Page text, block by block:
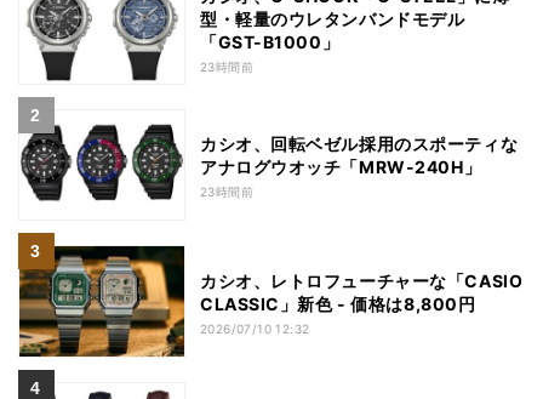
型・軽量のウレタンバンドモデル
「GST-B1000」
23時間前
カシオ、回転ベゼル採用のスポーティな
アナログウオッチ「MRW-240H」
23時間前
カシオ、レトロフューチャーな「CASIO
CLASSIC」新色 - 価格は8,800円
2026/07/10 12:32